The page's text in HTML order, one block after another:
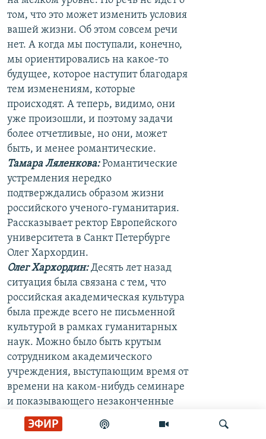
ЭФИР
том, что это может изменить условия
вашей жизни. Об этом совсем речи
нет. А когда мы поступали, конечно,
мы ориентировались на какое-то
будущее, которое наступит благодаря
тем изменениям, которые
происходят. А теперь, видимо, они
уже произошли, и поэтому задачи
более отчетливые, но они, может
быть, и менее романтические.
Тамара Ляленкова:Романтические
устремления нередко
подтверждались образом жизни
российского ученого-гуманитария.
Рассказывает ректор Европейского
университета в Санкт Петербурге
Олег Хархордин.
Олег Хархордин:Десять лет назад
ситуация была связана с тем, что
российская академическая культура
была прежде всего не письменной
культурой в рамках гуманитарных
наук. Можно было быть крутым
сотрудником академического
учреждения, выступающим время от
времени на каком-нибудь семинаре
и показывающего незаконченные
наброски коллегам. На этой славе
суперинтеллектуалам можно было